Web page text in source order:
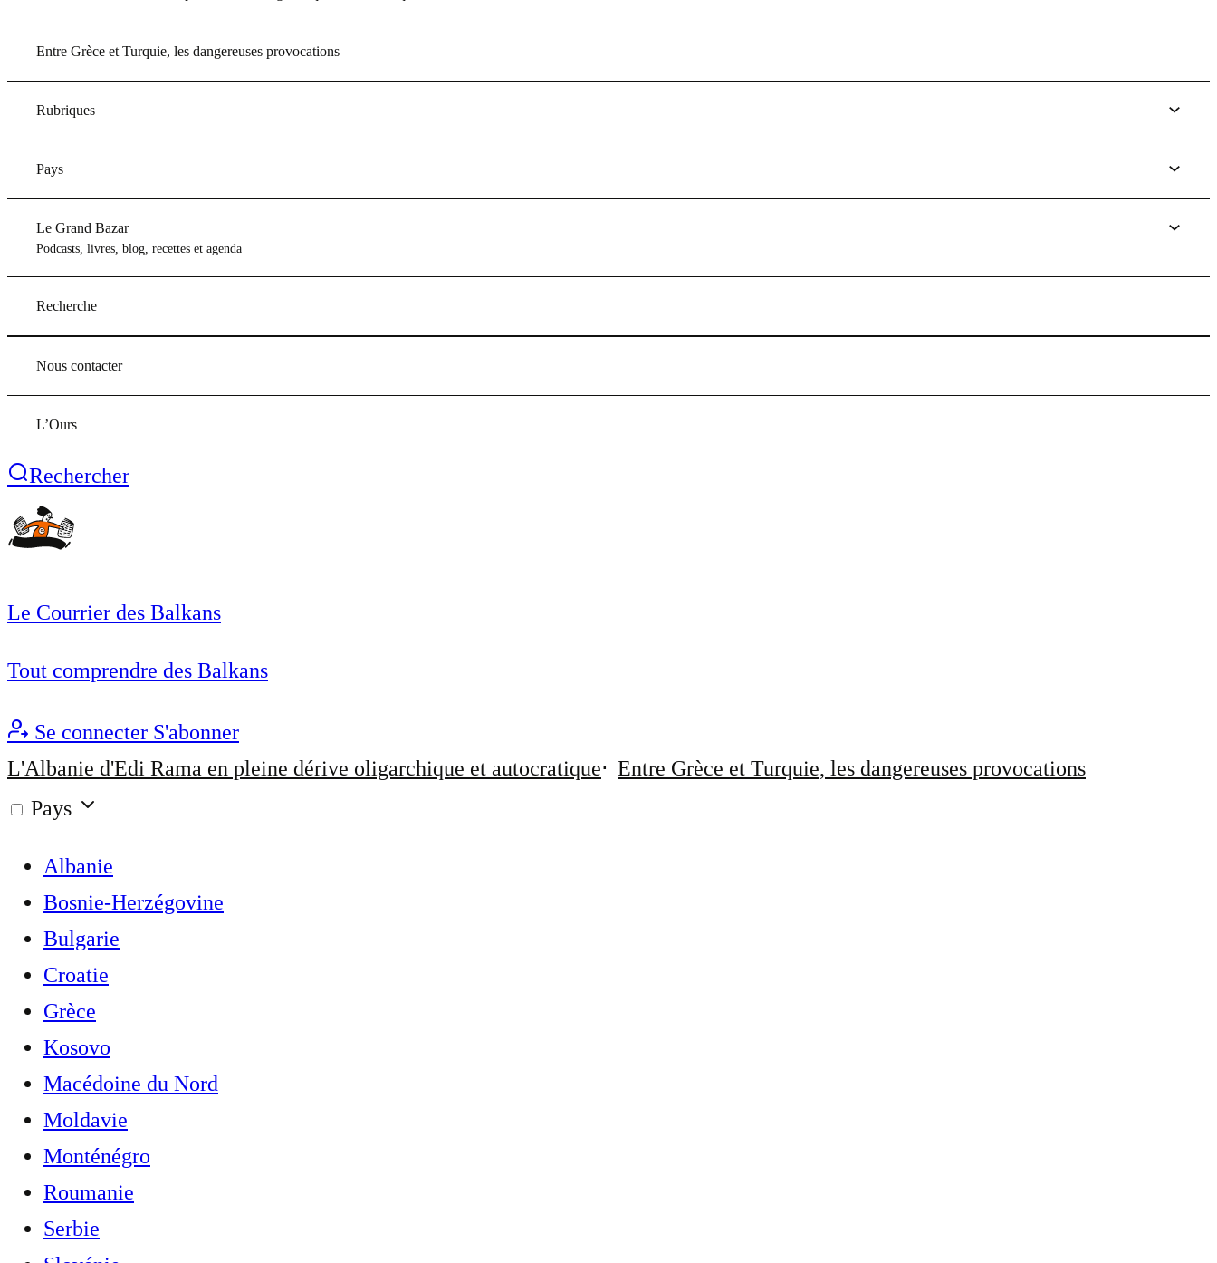
Entre Grèce et Turquie, les dangereuses provocations
Rubriques
Pays
Le Grand Bazar
Podcasts, livres, blog, recettes et agenda
Recherche
Nous contacter
L’Ours
Rechercher
Le Courrier des Balkans
Tout comprendre des Balkans
Se connecter S'abonner
L'Albanie d'Edi Rama en pleine dérive oligarchique et autocratique
Entre Grèce et Turquie, les dangereuses provocations
Pays
Albanie
Bosnie-Herzégovine
Bulgarie
Croatie
Grèce
Kosovo
Macédoine du Nord
Moldavie
Monténégro
Roumanie
Serbie